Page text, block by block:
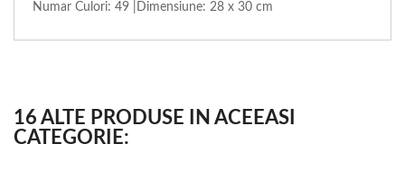
Numar Culori: 49 |Dimensiune: 28 x 30 cm
16 ALTE PRODUSE IN ACEEASI
CATEGORIE: